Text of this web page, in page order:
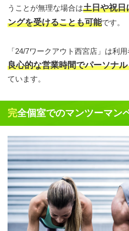
うことが無理な場合は土日や祝日
ングを受けることも可能です。
「24/7ワークアウト西宮店」は利
良心的な営業時間でパーソナ
ています。
完全個室でのマンツーマ